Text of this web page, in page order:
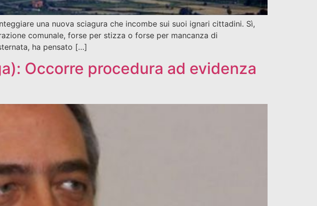
una nuova sciagura che incombe sui suoi ignari cittadini. Sì,
comunale, forse per stizza o forse per mancanza di
ha pensato […]
Occorre procedura ad evidenza